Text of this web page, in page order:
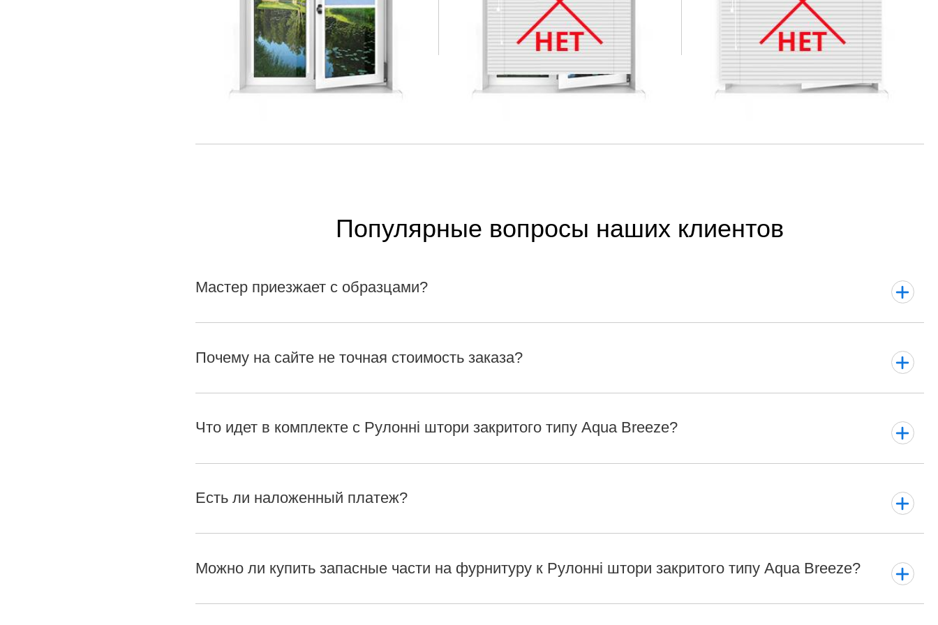
Популярные вопросы наших клиентов
Мастер приезжает с образцами?
Почему на сайте не точная стоимость заказа?
Что идет в комплекте с Рулонні штори закритого типу Aqua Breeze?
Есть ли наложенный платеж?
Можно ли купить запасные части на фурнитуру к Рулонні штори закритого типу Aqua Breeze?